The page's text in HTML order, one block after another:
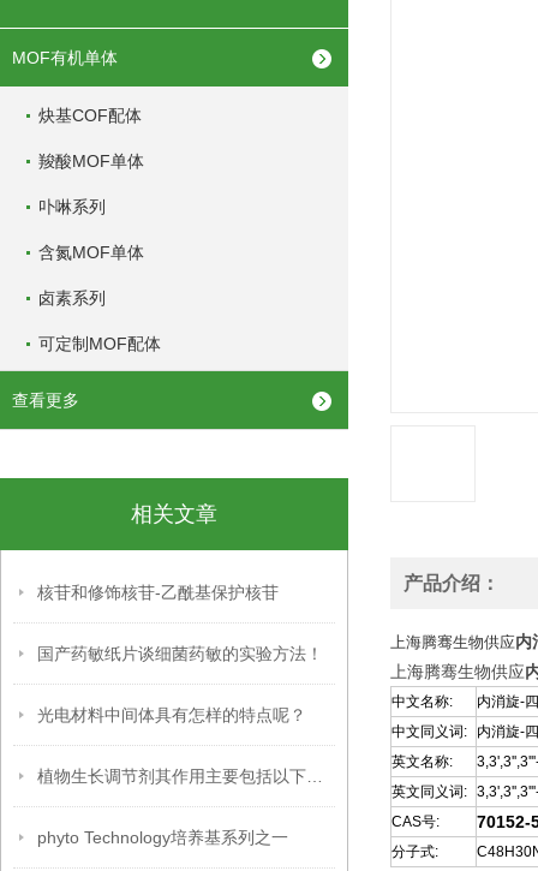
MOF有机单体
炔基COF配体
羧酸MOF单体
卟啉系列
含氮MOF单体
卤素系列
可定制MOF配体
查看更多
相关文章
核苷和修饰核苷-乙酰基保护核苷
国产药敏纸片谈细菌药敏的实验方法！
光电材料中间体具有怎样的特点呢？
phyto Technology培养基系列之一
产品介绍：
上海腾骞生物供应内
上海腾骞生物供应
中文名称:
内消旋-
中文同义词:
内消旋-
英文名称:
英文同义词:
CAS号:
70152-
分子式: